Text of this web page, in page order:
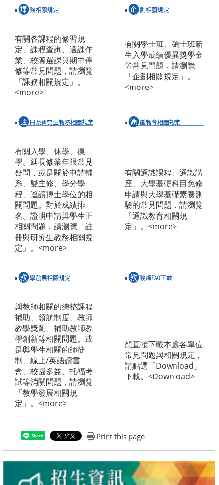
有關各課程的修習規
定、課程查詢、選課作
業、校際選課與期中停
修等常見問題，請瀏覽
「課務相關規定」。
<more>
有關學士班、碩士班新
生入學成績優異獎學金
等常見問題，請瀏覽
「企劃相關規定」。
<more>
有關入學、休學、復
學、延長修業年限常見
疑問，或是關於申請輔
系、雙主修、學分學
程、逕讀博士學位的相
關問題。對於成績排
名、證明申請與學生正
相關問題，請瀏覽「註
冊與研究生教務相關規
定」。 <more>
有關通識課程、通識講
座、大學基礎科目免修
申請與大學基礎素養測
驗的常見問題，請瀏覽
「通識教育相關規
定」。 <more>
與教師相關的總整課程
補助、領航制度、教師
教學獎勵、補助教師教
學創新等相關問題。或
是與學生相關的師徒
制、線上/英語讀書
會、校園多益、托福考
試等消關問題，請瀏覽
「教學發展相關規
定」。 <more>
想直接下載本處各單位
常見問題與相關規定，
請點選「Download」
下載。<Download>
Share Print this page